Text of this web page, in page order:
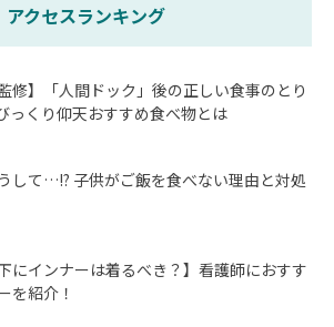
アクセスランキング
修】「人間ドック」後の正しい食事のとり
っくり仰天おすすめ食べ物とは
して…!? 子供がご飯を食べない理由と対処
にインナーは着るべき？】看護師におすす
を紹介！